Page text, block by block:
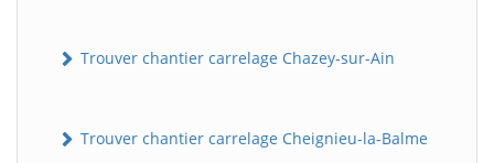
Trouver chantier carrelage Chazey-sur-Ain
Trouver chantier carrelage Cheignieu-la-Balme